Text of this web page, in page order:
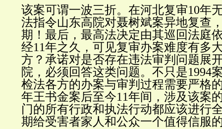
该案可谓一波三折。在河北复审10年
法指令山东高院对聂树斌案异地复查
期！最后，最高法决定由其巡回法庭
经11年之久，可见复审办案难度有多
方？承诺对是否存在违法审判问题展
院，必须回答这类问题。不只是1994
检法各方的办案与审判过程需要严格
年王书金案后至今11年间，涉及该案
门的所有行政和执法行动都应该进行
期给受害者家人和公众一个值得信服